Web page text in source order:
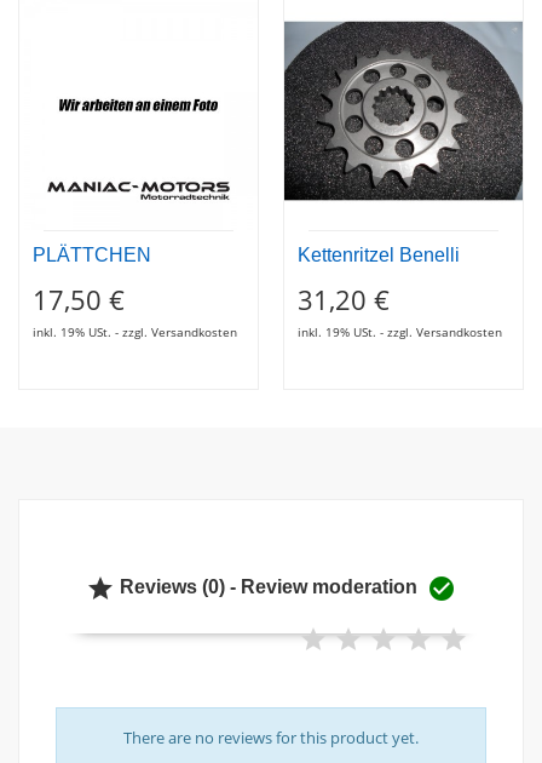
PLÄTTCHEN
17,50 €
inkl. 19% USt. - zzgl. Versandkosten
Kettenritzel Benelli
31,20 €
inkl. 19% USt. - zzgl. Versandkosten
 Reviews (0) - Review moderation 
There are no reviews for this product yet.